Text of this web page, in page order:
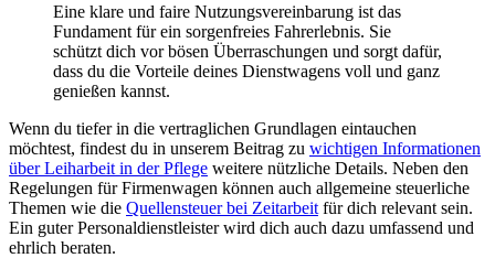
Eine klare und faire Nutzungsvereinbarung ist das
Fundament für ein sorgenfreies Fahrerlebnis. Sie
schützt dich vor bösen Überraschungen und sorgt dafür,
dass du die Vorteile deines Dienstwagens voll und ganz
genießen kannst.
Wenn du tiefer in die vertraglichen Grundlagen eintauchen
möchtest, findest du in unserem Beitrag zu wichtigen Informationen
über Leiharbeit in der Pflege weitere nützliche Details. Neben den
Regelungen für Firmenwagen können auch allgemeine steuerliche
Themen wie die Quellensteuer bei Zeitarbeit für dich relevant sein.
Ein guter Personaldienstleister wird dich auch dazu umfassend und
ehrlich beraten.